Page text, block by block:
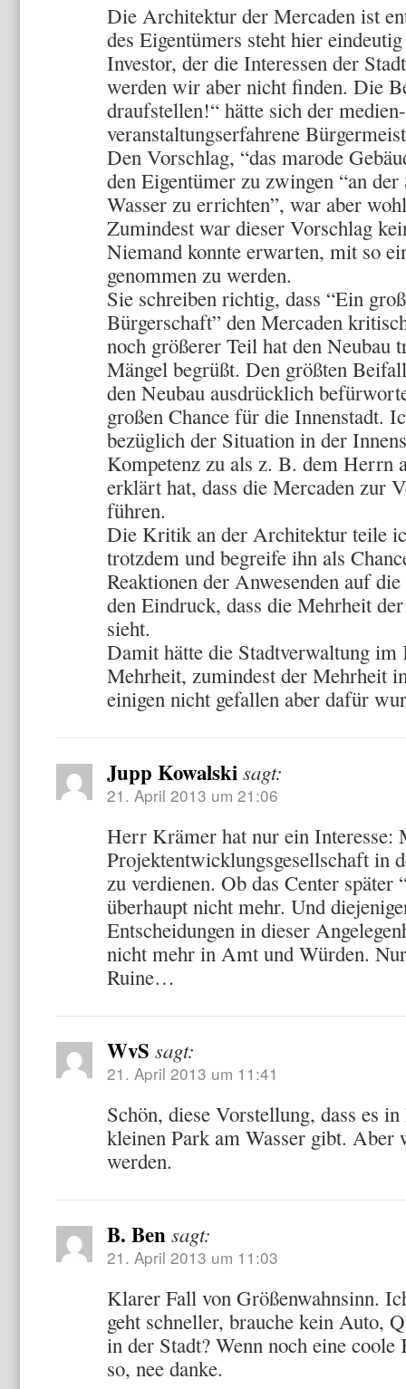
Die Architektur der Mercaden ist
des Eigentümers steht hier
Investor, der die Interessen der
werden wir aber nicht finden. Die
draufstellen!“ hätte sich der
veranstaltungserfahrene
Den Vorschlag, “das marode
den Eigentümer zu zwingen “an
Wasser zu errichten”, war aber
Zumindest war dieser Vorschlag
Niemand konnte erwarten, mit so
genommen zu werden.
Sie schreiben richtig, dass “Ein
Bürgerschaft” den Mercaden
noch größerer Teil hat den Neubau
Mängel begrüßt. Den größten
den Neubau ausdrücklich
großen Chance für die Innenstadt.
bezüglich der Situation in der
Kompetenz zu als z. B. dem Herrn
erklärt hat, dass die Mercaden zur
führen.
Die Kritik an der Architektur teile
trotzdem und begreife ihn als
Reaktionen der Anwesenden auf
den Eindruck, dass die Mehrheit
sieht.
Damit hätte die Stadtverwaltung im
Mehrheit, zumindest der Mehrheit
einigen nicht gefallen aber dafür
Jupp Kowalski sagt:
21. April 2013 um 21:06
Herr Krämer hat nur ein Interesse:
Projektentwicklungsgesellschaft in
zu verdienen. Ob das Center
überhaupt nicht mehr. Und
Entscheidungen in dieser
nicht mehr in Amt und Würden.
Ruine…
WvS sagt:
21. April 2013 um 11:41
Schön, diese Vorstellung, dass es
kleinen Park am Wasser gibt. Aber
werden.
B. Ben sagt:
21. April 2013 um 11:03
Klarer Fall von Größenwahnsinn.
geht schneller, brauche kein Auto,
in der Stadt? Wenn noch eine
so, nee danke.